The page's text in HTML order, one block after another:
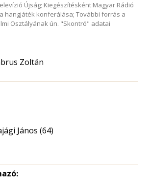
Újság; Kiegészítésként Magyar Rádió
hangjáték konferálása; További forrás a
Osztályának ún. "Skontró" adatai
Zoltán
János (64)